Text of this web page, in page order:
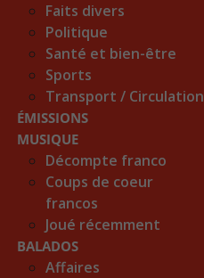
Faits divers
Politique
Santé et bien-être
Sports
Transport / Circulation
ÉMISSIONS
MUSIQUE
Décompte franco
Coups de coeur
francos
Joué récemment
BALADOS
Affaires